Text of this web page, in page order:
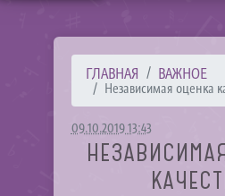
ГЛАВНАЯ ВАЖНОЕ
Независимая оценка
09.10.2019 13:43